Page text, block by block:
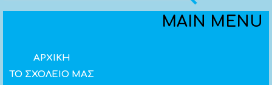
MAIN MENU
ΑΡΧΙΚΗ
ΤΟ ΣΧΟΛΕΙΟ ΜΑΣ
Επαναφορά
Αναστροφή χρωμάτων (άσπρο - μαύρο)
Βελτιστοποίηση γραμματοσειρών για